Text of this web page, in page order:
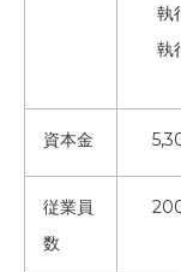
執
執
資本金
従業員
数
200